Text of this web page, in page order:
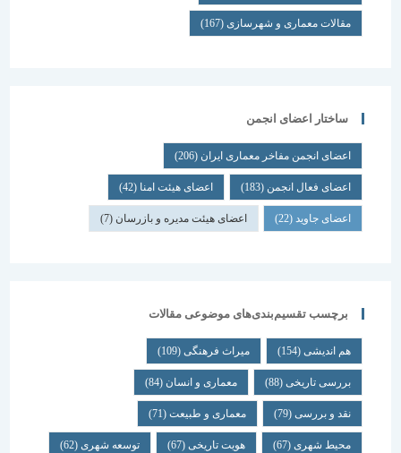
مقالات معماری و شهرسازی(167)
ساختار اعضای انجمن
اعضای انجمن مفاخر معماری ایران (206)
اعضای فعال انجمن(183) اعضای هیئت امنا(42)
اعضای جاوید(22) اعضای هیئت مدیره و بازرسان(7)
برچسب تقسیم‌بندی‌های موضوعی مقالات
هم اندیشی (154) میراث فرهنگی (109)
بررسی تاریخی (88) معماری و انسان (84)
نقد و بررسی (79) معماری و طبیعت (71)
محیط شهری(67) هویت تاریخی(67) توسعه شهری(62)